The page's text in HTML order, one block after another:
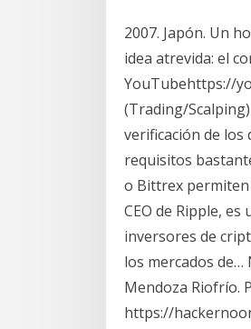
2007. Japón. Un
idea atrevida: el
YouTubehttps://
(Trading/
verificación de
requisitos
o Bittrex permiten
CEO de Ripple,
inversores de
los mercados
Mendoza Riofrío.
https://